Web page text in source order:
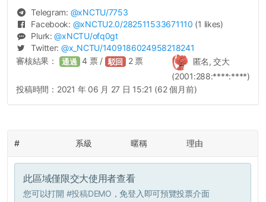
Telegram: @xNCTU/7753
Facebook: @xNCTU2.0/282511533671110 (1 likes)
Plurk:@xNCTU/ofq0gt
Twitter: @x_NCTU/1409186024958218241
匿名, 交大
(2001:288:****:****)
審核結果： 通過 4 票 / 駁回 2票
投稿時間： 2021 年 06 月 27 日 15:21 (62 個月前)
# 系級 暱稱 理由
此區域僅限交大使用者查看
您可以打開 #投稿DEMO ，免登入即可預覽投票介面